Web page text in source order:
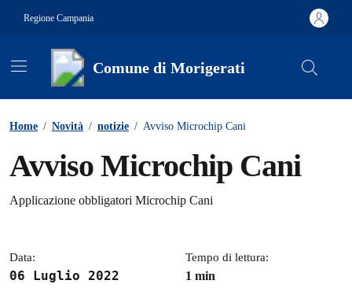
Regione Campania
Comune di Morigerati
Home / Novità / notizie / Avviso Microchip Cani
Avviso Microchip Cani
Dettagli della notizia
Applicazione obbligatori Microchip Cani
Data:
06 Luglio 2022
Tempo di lettura:
1 min